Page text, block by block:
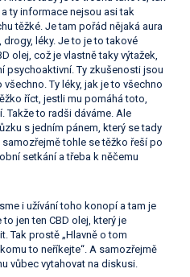
ty informace nejsou asi tak
těžké. Je tam pořád nějaká aura
léky. Je to je to takové
olej, což je vlastně taky výtažek,
psychoaktivní. Ty zkušenosti jsou
Ty léky, jak je to všechno
říct, jestli mu pomáhá toto,
Takže to radši dáváme. Ale
s jedním pánem, který se tady
tohle se těžko řeší po
setkání a třeba k něčemu
i užívání toho konopí a tam je
jen ten CBD olej, který je
Tak prostě „Hlavně o tom
to neříkejte“. A samozřejmě
vůbec vytahovat na diskusi.